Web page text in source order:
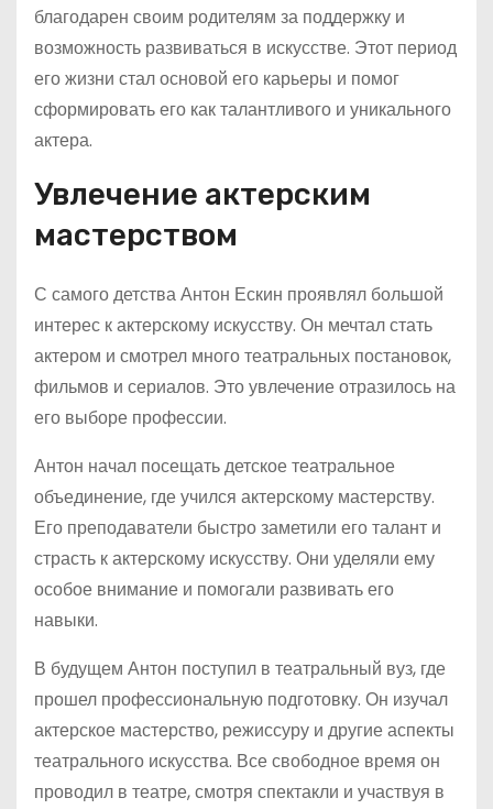
благодарен своим родителям за поддержку и
возможность развиваться в искусстве. Этот период
его жизни стал основой его карьеры и помог
сформировать его как талантливого и уникального
актера.
Увлечение актерским
мастерством
С самого детства Антон Ескин проявлял большой
интерес к актерскому искусству. Он мечтал стать
актером и смотрел много театральных постановок,
фильмов и сериалов. Это увлечение отразилось на
его выборе профессии.
Антон начал посещать детское театральное
объединение, где учился актерскому мастерству.
Его преподаватели быстро заметили его талант и
страсть к актерскому искусству. Они уделяли ему
особое внимание и помогали развивать его
навыки.
В будущем Антон поступил в театральный вуз, где
прошел профессиональную подготовку. Он изучал
актерское мастерство, режиссуру и другие аспекты
театрального искусства. Все свободное время он
проводил в театре, смотря спектакли и участвуя в